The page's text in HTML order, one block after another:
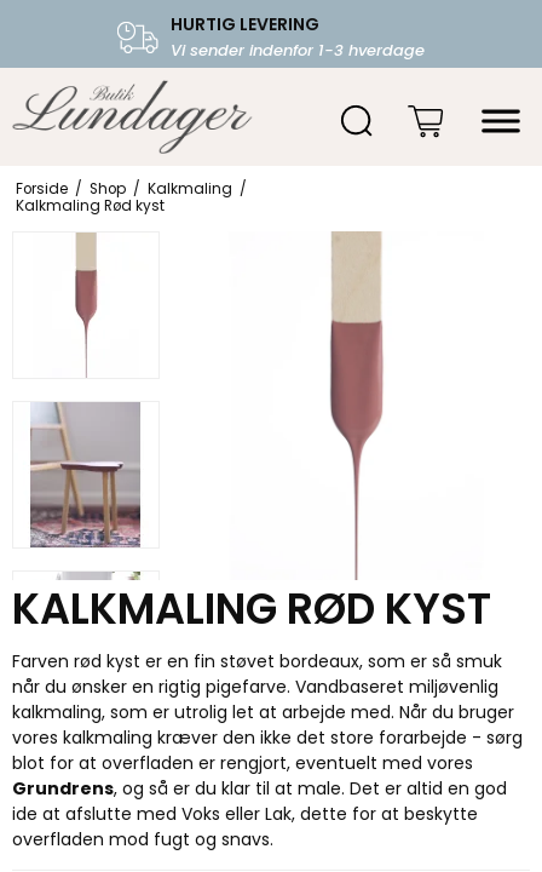
HURTIG LEVERING
Vi sender indenfor 1-3 hverdage
FRI FRAGT OVER 599.-
Starter fra 39,-
Forside / Shop / Kalkmaling /
Kalkmaling Rød kyst
KALKMALING RØD KYST
Farven rød kyst er en fin støvet bordeaux, som er så smuk
når du ønsker en rigtig pigefarve. Vandbaseret miljøvenlig
kalkmaling, som er utrolig let at arbejde med. Når du bruger
vores kalkmaling kræver den ikke det store forarbejde - sørg
blot for at overfladen er rengjort, eventuelt med vores
Grundrens, og så er du klar til at male. Det er altid en god
ide at afslutte med Voks eller Lak, dette for at beskytte
overfladen mod fugt og snavs.